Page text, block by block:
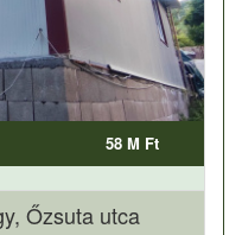
58 M Ft
Őzsuta utca